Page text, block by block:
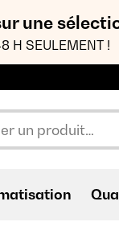
une
H SEULEMENT !